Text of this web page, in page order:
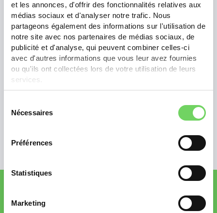
et les annonces, d'offrir des fonctionnalités relatives aux
médias sociaux et d'analyser notre trafic. Nous
partageons également des informations sur l'utilisation de
notre site avec nos partenaires de médias sociaux, de
publicité et d'analyse, qui peuvent combiner celles-ci
avec d'autres informations que vous leur avez fournies
ou qu'ils ont collectées lors de votre utilisation de leurs
services.
Nécessaires
Préférences
Statistiques
Marketing